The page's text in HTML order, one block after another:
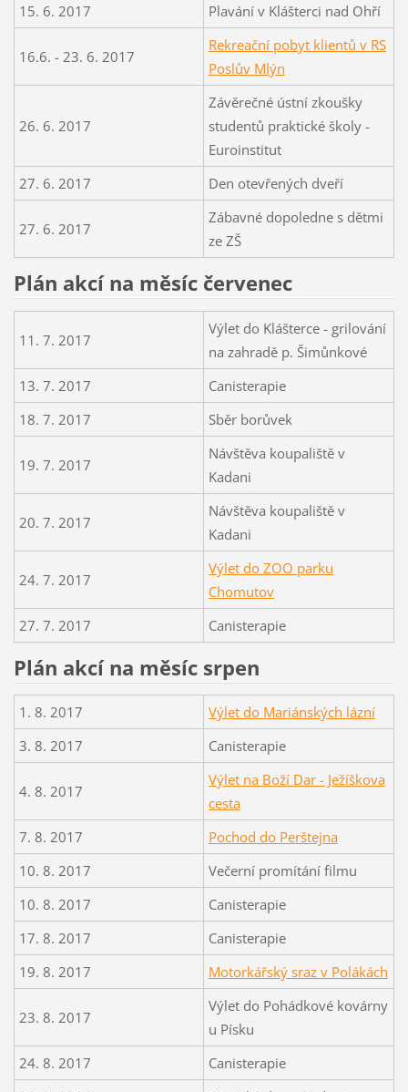
15. 6. 2017 Plavání v Klášterci nad Ohří
16.6. - 23. 6. 2017
Rekreační pobyt klientů v RS
Poslův Mlýn
26. 6. 2017
Závěrečné ústní zkoušky
studentů praktické školy -
Euroinstitut
27. 6. 2017
Den otevřených dveří
27. 6. 2017
Zábavné dopoledne s dětmi
ze ZŠ
Plán akcí na měsíc červenec
11. 7. 2017
Výlet do Klášterce - grilování
na zahradě p. Šimůnkové
13. 7. 2017
Canisterapie
18. 7. 2017
Sběr borůvek
19. 7. 2017
Návštěva koupaliště v
Kadani
20. 7. 2017
Návštěva koupaliště v
Kadani
24. 7. 2017
Výlet do ZOO parku
Chomutov
27. 7. 2017
Canisterapie
Plán akcí na měsíc srpen
1. 8. 2017
Výlet do Mariánských lázní
3. 8. 2017
Canisterapie
4. 8. 2017
Výlet na Boží Dar - Ježíškova
cesta
7. 8. 2017
Pochod do Perštejna
10. 8. 2017
Večerní promítání filmu
10. 8. 2017
Canisterapie
17. 8. 2017
Canisterapie
19. 8. 2017
Motorkářský sraz v Polákách
23. 8. 2017
Výlet do Pohádkové kovárny
u Písku
24. 8. 2017
Canisterapie